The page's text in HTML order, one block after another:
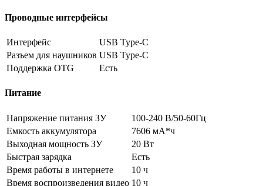
Проводные интерфейсы
Интерфейс
USB Type-C
Разъем для наушников USB Type-C
Поддержка OTG
Есть
Питание
Напряжение питания ЗУ
100-240 В/50-60Гц
Емкость аккумулятора
7606 мА*ч
Выходная мощность ЗУ
20 Вт
Быстрая зарядка
Есть
Время работы в интернете
10 ч
Время воспроизведения видео 10 ч